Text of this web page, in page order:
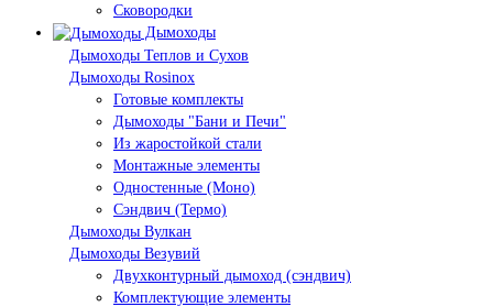
Сковородки
Дымоходы
Дымоходы Теплов и Сухов
Дымоходы Rosinox
Готовые комплекты
Дымоходы "Бани и Печи"
Из жаростойкой стали
Монтажные элементы
Одностенные (Моно)
Сэндвич (Термо)
Дымоходы Вулкан
Дымоходы Везувий
Двухконтурный дымоход (сэндвич)
Комплектующие элементы